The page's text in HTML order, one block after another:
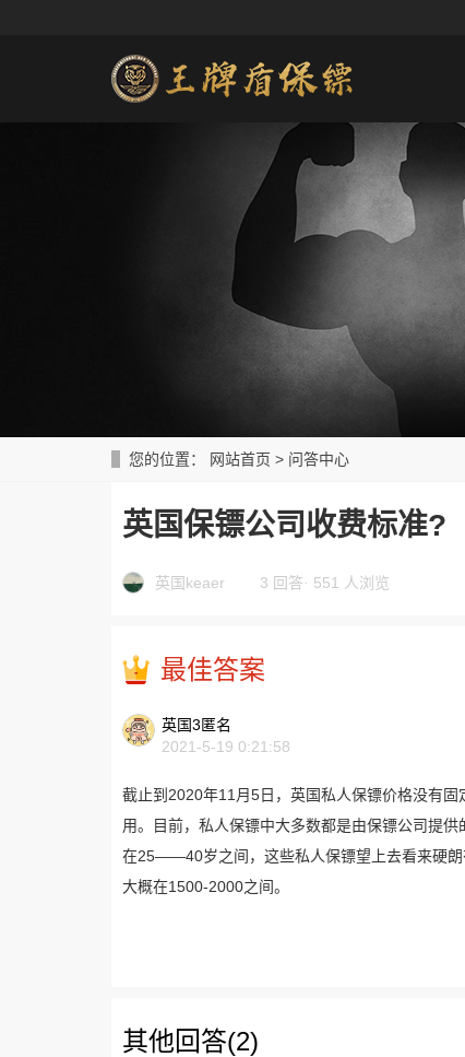
您的位置： 网站首页 > 问答中心
英国保镖公司收费标准?
英国keaer 3 回答· 551 人浏览
最佳答案
英国3匿名
2021-5-19 0:21:58
截止到2020年11月5日，英国私人保镖价格没有
用。目前，私人保镖中大多数都是由保镖公司提
在25——40岁之间，这些私人保镖望上去看来硬朗
大概在1500-2000之间。
其他回答(2)